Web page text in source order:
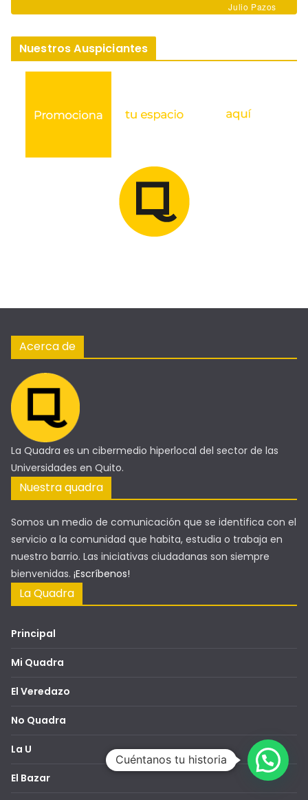
Julio Pazos
Nuestros Auspiciantes
Acerca de
La Quadra es un cibermedio hiperlocal del sector de las
Universidades en Quito.
Nuestra quadra
Somos un medio de comunicación que se identifica con el
servicio a la comunidad que habita, estudia o trabaja en
nuestro barrio. Las iniciativas ciudadanas son siempre
bienvenidas. ¡Escríbenos!
La Quadra
Principal
Mi Quadra
El Veredazo
No Quadra
La U
El Bazar
Cuéntanos tu historia